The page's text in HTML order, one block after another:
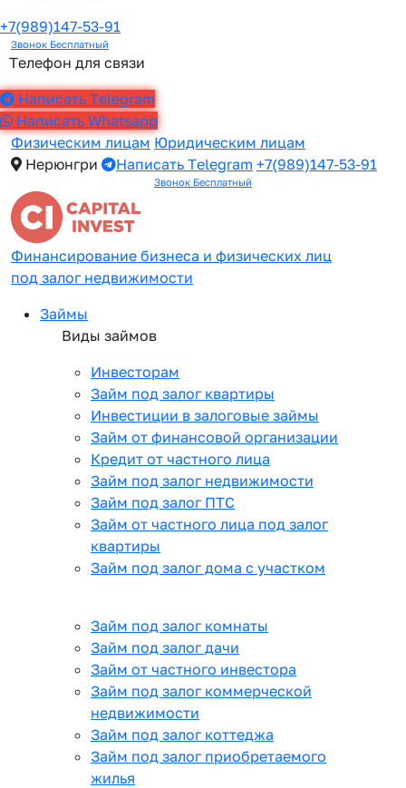
+7(989)147-53-91
Звонок Бесплатный
Телефон для связи
Написать Telegram
Написать Whatsapp
Физическим лицам Юридическим лицам
Нерюнгри
Написать Telegram +7(989)147-53-91
Звонок Бесплатный
Финансирование бизнеса и физических лиц
под залог недвижимости
Займы
Виды займов
Инвесторам
Займ под залог квартиры
Инвестиции в залоговые займы
Займ от финансовой организации
Кредит от частного лица
Займ под залог недвижимости
Займ под залог ПТС
Займ от частного лица под залог
квартиры
Займ под залог дома с участком
Займ под залог комнаты
Займ под залог дачи
Займ от частного инвестора
Займ под залог коммерческой
недвижимости
Займ под залог коттеджа
Займ под залог приобретаемого
жилья